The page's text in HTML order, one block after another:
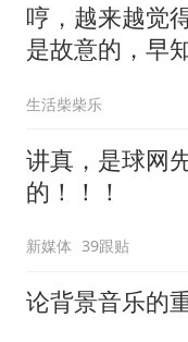
哼，越来越觉
是故意的，早
生活柴柴乐
讲真，是球网
的！！！
新媒体 39跟贴
论背景音乐的